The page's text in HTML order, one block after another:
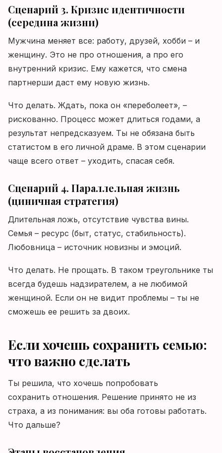
Сценарий 3. Кризис идентичности
(середина жизни)
Мужчина меняет все: работу, друзей, хобби – и
женщину. Это не про отношения, а про его
внутренний кризис. Ему кажется, что смена
партнерши даст ему новую жизнь.
Что делать. Ждать, пока он «переболеет», –
рискованно. Процесс может длиться годами, а
результат непредсказуем. Ты не обязана быть
статистом в его личной драме. В этом сценарии
чаще всего ответ – уходить, спасая себя.
Сценарий 4. Параллельная жизнь
(циничная стратегия)
Длительная ложь, отсутствие чувства вины.
Семья – ресурс (быт, статус, стабильность).
Любовница – источник новизны и эмоций.
Что делать. Не прощать. В таком треугольнике ты
всегда будешь надзирателем, а не любимой
женщиной. Если он не видит проблемы – ты не
сможешь ее решить за двоих.
Если хочешь сохранить семью:
что важно сделать
Ты решила, что хочешь попробовать
сохранить отношения. Решение принято не из
страха, а из понимания: вы оба готовы работать.
Что дальше?